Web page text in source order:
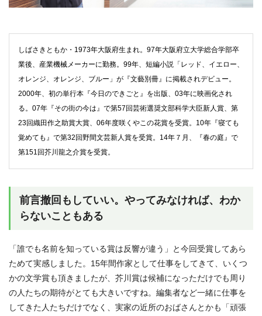
しばさきともか・1973年大阪府生まれ。97年大阪府立大学総合学部卒
業後、産業機械メーカーに勤務。99年、短編小説「レッド、イエロー、
オレンジ、オレンジ、ブルー」が『文藝別冊』に掲載されデビュー。
2000年、初の単行本『今日のできごと』を出版、03年に映画化され
る。07年『その街の今は』で第57回芸術選奨文部科学大臣新人賞、第
23回織田作之助賞大賞、06年度咲くやこの花賞を受賞。10年『寝ても
覚めても』で第32回野間文芸新人賞を受賞。14年７月、『春の庭』で
第151回芥川龍之介賞を受賞。
前言撤回もしていい。やってみなければ、わか
らないこともある
「誰でも名前を知っている賞は反響が違う」と今回受賞してあら
ためて実感しました。15年間作家として仕事をしてきて、いくつ
かの文学賞も頂きましたが、芥川賞は候補になっただけでも周り
の人たちの期待がとても大きいですね。編集者など一緒に仕事を
してきた人たちだけでなく、実家の近所のおばさんとかも「頑張